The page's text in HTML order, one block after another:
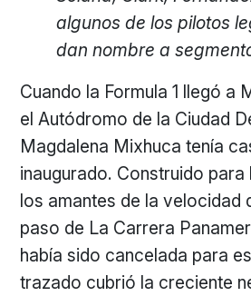
algunos de los pilotos
dan nombre a
Cuando la Formula 1 llegó a
el Autódromo de la Ciudad
Magdalena Mixhuca tenía
inaugurado. Construido
los amantes de la velocidad
paso de La Carrera
había sido cancelada para
trazado cubrió la creciente